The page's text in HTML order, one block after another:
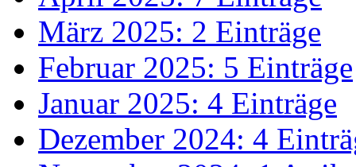
März 2025: 2 Einträge
Februar 2025: 5 Einträge
Januar 2025: 4 Einträge
Dezember 2024: 4